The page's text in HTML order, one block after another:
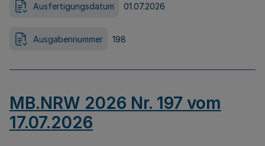
Ausfertigungsdatum 01.07.2026
Ausgabennummer 198
MB.NRW 2026 Nr. 197 vom
17.07.2026